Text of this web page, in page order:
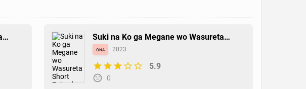
0
Poppo-chan On wo Kaesu
ваншот
Suki na Ko ga Megane wo Wasureta
Short Episode
ona 2023
5.9
0